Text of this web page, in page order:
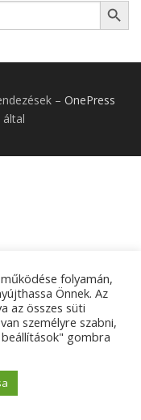
– OnePress
folyamán,
Önnek. Az
az összes süti
személyre szabni,
gombra